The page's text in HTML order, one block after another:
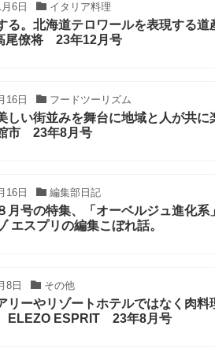
6日 イタリア料理
る。北海道テロワールを表現する
尾僚将 23年12月号
16日 フードツーリズム
しい街並みを舞台に地域と人が共
市 23年8月号
16日 編集部日記
月号の特集、「オーベルジュ進化
エスプリの編集こぼれ話。
8日 その他
リーやリゾートホテルではなく肉
ELEZO ESPRIT 23年8月号